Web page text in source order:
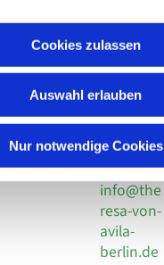
Cookies zulassen
Auswahl erlauben
Nur notwendige Cookies
Pfarrei
Avila Berlin
- Norbert
Telefon
+49 30
924 64 28
30 924 54
18
E-Mail
info@the
resa-von-
avila-
berlin.de